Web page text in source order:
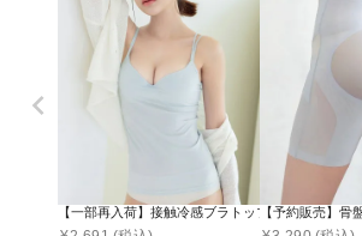
【一部再入荷】接触冷感ブラトップ 深V型/U型/
【予約販売】骨